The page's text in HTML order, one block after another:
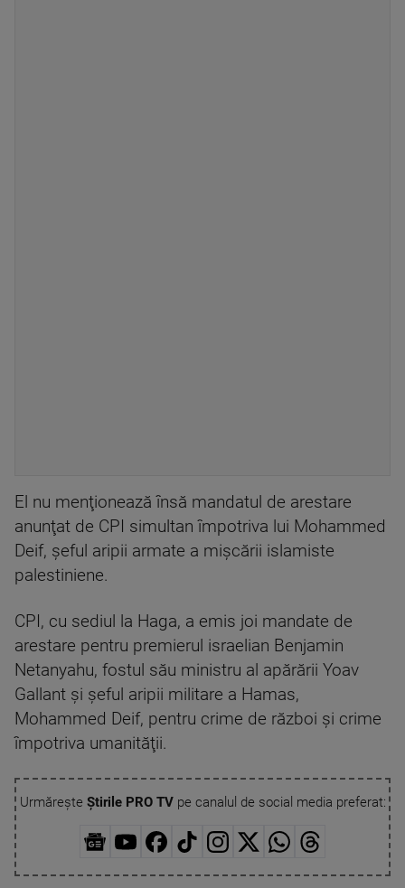
El nu menţionează însă mandatul de arestare
anunţat de CPI simultan împotriva lui Mohammed
Deif, şeful aripii armate a mişcării islamiste
palestiniene.
CPI, cu sediul la Haga, a emis joi mandate de
arestare pentru premierul israelian Benjamin
Netanyahu, fostul său ministru al apărării Yoav
Gallant şi şeful aripii militare a Hamas,
Mohammed Deif, pentru crime de război şi crime
împotriva umanităţii.
Urmărește Știrile PRO TVpe canalul de social media preferat: